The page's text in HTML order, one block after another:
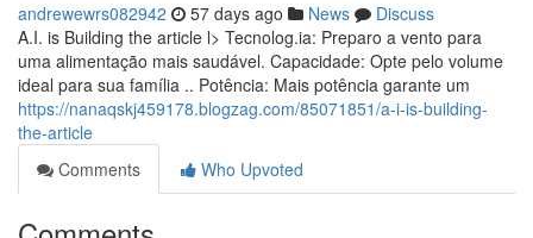
andrewewrs082942 57 days ago News
Discuss
A.I. is Building the article l> Tecnolog.ia: Preparo a vento para
uma alimentação mais saudável. Capacidade: Opte pelo volume
ideal para sua família .. Potência: Mais potência garante um
https://nanaqskj459178.blogzag.com/85071851/a-i-is-building-
the-article
Comments
Who Upvoted